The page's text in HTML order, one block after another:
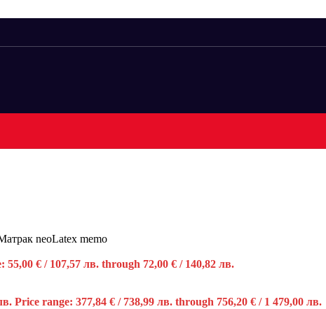
neoLatex memo
55,00 € / 107,57 лв. through 72,00 € / 140,82 лв.
Price range: 377,84 € / 738,99 лв. through 756,20 € / 1 479,00 лв.